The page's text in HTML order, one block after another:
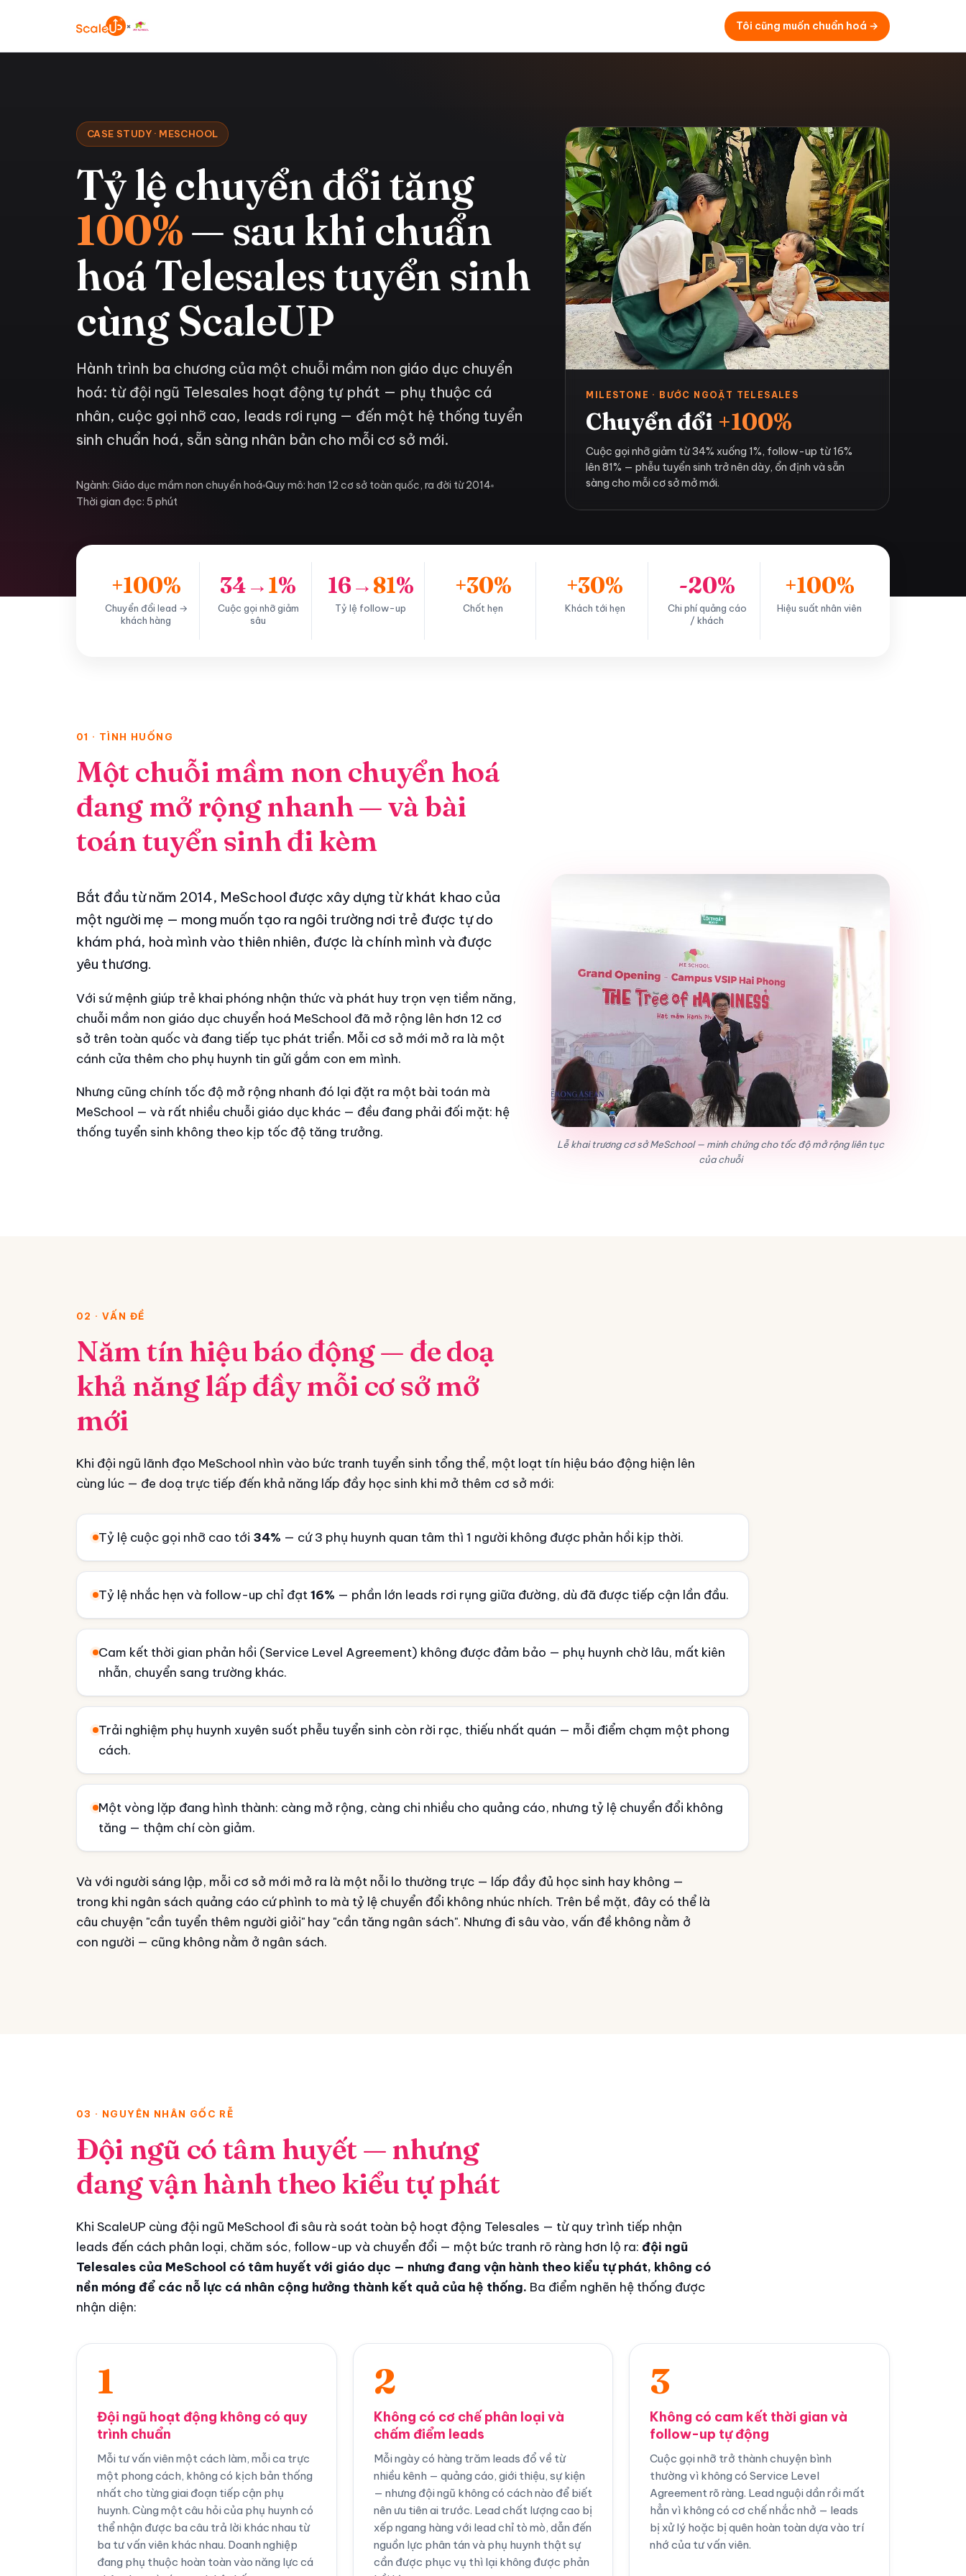
× Tôi cũng muốn chuẩn hoá →
CASE STUDY · MESCHOOL
Tỷ lệ chuyển đổi tăng
100%— sau khi chuẩn
hoá Telesales tuyển sinh
cùng ScaleUP
Hành trình ba chương của một chuỗi mầm non giáo dục chuyển
hoá: từ đội ngũ Telesales hoạt động tự phát — phụ thuộc cá
nhân, cuộc gọi nhỡ cao, leads rơi rụng — đến một hệ thống tuyển
sinh chuẩn hoá, sẵn sàng nhân bản cho mỗi cơ sở mới.
Ngành: Giáo dục mầm non chuyển hoá Quy mô: hơn 12 cơ sở toàn quốc, ra đời từ 2014
Thời gian đọc: 5 phút
MILESTONE · BƯỚC NGOẶT TELESALES
Chuyển đổi +100%
Cuộc gọi nhỡ giảm từ 34% xuống 1%, follow-up từ 16%
lên 81% — phễu tuyển sinh trở nên dày, ổn định và sẵn
sàng cho mỗi cơ sở mở mới.
+100%
Chuyển đổi lead →
khách hàng
34→1%
Cuộc gọi nhỡ giảm
sâu
16→81%
Tỷ lệ follow-up
+30%
Chốt hẹn
+30%
Khách tới hẹn
-20%
Chi phí quảng cáo
/ khách
+100%
Hiệu suất nhân viên
01 · TÌNH HUỐNG
Một chuỗi mầm non chuyển hoá
đang mở rộng nhanh — và bài
toán tuyển sinh đi kèm
Bắt đầu từ năm 2014, MeSchool được xây dựng từ khát khao của
một người mẹ — mong muốn tạo ra ngôi trường nơi trẻ được tự do
khám phá, hoà mình vào thiên nhiên, được là chính mình và được
yêu thương.
Với sứ mệnh giúp trẻ khai phóng nhận thức và phát huy trọn vẹn tiềm năng,
chuỗi mầm non giáo dục chuyển hoá MeSchool đã mở rộng lên hơn 12 cơ
sở trên toàn quốc và đang tiếp tục phát triển. Mỗi cơ sở mới mở ra là một
cánh cửa thêm cho phụ huynh tin gửi gắm con em mình.
Nhưng cũng chính tốc độ mở rộng nhanh đó lại đặt ra một bài toán mà
MeSchool — và rất nhiều chuỗi giáo dục khác — đều đang phải đối mặt: hệ
thống tuyển sinh không theo kịp tốc độ tăng trưởng.
Lễ khai trương cơ sở MeSchool — minh chứng cho tốc độ mở rộng liên tục
của chuỗi
02 · VẤN ĐỀ
Năm tín hiệu báo động — đe doạ
khả năng lấp đầy mỗi cơ sở mở
mới
Khi đội ngũ lãnh đạo MeSchool nhìn vào bức tranh tuyển sinh tổng thể, một loạt tín hiệu báo động hiện lên
cùng lúc — đe doạ trực tiếp đến khả năng lấp đầy học sinh khi mở thêm cơ sở mới:
Tỷ lệ cuộc gọi nhỡ cao tới 34% — cứ 3 phụ huynh quan tâm thì 1 người không được phản hồi kịp thời.
Tỷ lệ nhắc hẹn và follow-up chỉ đạt16% — phần lớn leads rơi rụng giữa đường, dù đã được tiếp cận lần đầu.
Cam kết thời gian phản hồi (Service Level Agreement) không được đảm bảo — phụ huynh chờ lâu, mất kiên
nhẫn, chuyển sang trường khác.
Trải nghiệm phụ huynh xuyên suốt phễu tuyển sinh còn rời rạc, thiếu nhất quán — mỗi điểm chạm một phong
cách.
Một vòng lặp đang hình thành: càng mở rộng, càng chi nhiều cho quảng cáo, nhưng tỷ lệ chuyển đổi không
tăng — thậm chí còn giảm.
Và với người sáng lập, mỗi cơ sở mới mở ra là một nỗi lo thường trực — lấp đầy đủ học sinh hay không —
trong khi ngân sách quảng cáo cứ phình to mà tỷ lệ chuyển đổi không nhúc nhích. Trên bề mặt, đây có thể là
câu chuyện "cần tuyển thêm người giỏi" hay "cần tăng ngân sách". Nhưng đi sâu vào, vấn đề không nằm ở
con người — cũng không nằm ở ngân sách.
03 · NGUYÊN NHÂN GỐC RỄ
Đội ngũ có tâm huyết — nhưng
đang vận hành theo kiểu tự phát
Khi ScaleUP cùng đội ngũ MeSchool đi sâu rà soát toàn bộ hoạt động Telesales — từ quy trình tiếp nhận
leads đến cách phân loại, chăm sóc, follow-up và chuyển đổi — một bức tranh rõ ràng hơn lộ ra: đội ngũ
Telesales của MeSchool có tâm huyết với giáo dục — nhưng đang vận hành theo kiểu tự phát, không có
nền móng để các nỗ lực cá nhân cộng hưởng thành kết quả của hệ thống. Ba điểm nghẽn hệ thống được
nhận diện:
1
Đội ngũ hoạt động không có quy
trình chuẩn
Mỗi tư vấn viên một cách làm, mỗi ca trực
một phong cách, không có kịch bản thống
nhất cho từng giai đoạn tiếp cận phụ
huynh. Cùng một câu hỏi của phụ huynh có
thể nhận được ba câu trả lời khác nhau từ
ba tư vấn viên khác nhau. Doanh nghiệp
đang phụ thuộc hoàn toàn vào năng lực cá
2
Không có cơ chế phân loại và
chấm điểm leads
Mỗi ngày có hàng trăm leads đổ về từ
nhiều kênh — quảng cáo, giới thiệu, sự kiện
— nhưng đội ngũ không có cách nào để biết
nên ưu tiên ai trước. Lead chất lượng cao bị
xếp ngang hàng với lead chỉ tò mò, dẫn đến
nguồn lực phân tán và phụ huynh thật sự
cần được phục vụ thì lại không được phản
3
Không có cam kết thời gian và
follow-up tự động
Cuộc gọi nhỡ trở thành chuyện bình
thường vì không có Service Level
Agreement rõ ràng. Lead nguội dần rồi mất
hẳn vì không có cơ chế nhắc nhở — leads
bị xử lý hoặc bị quên hoàn toàn dựa vào trí
nhớ của tư vấn viên.